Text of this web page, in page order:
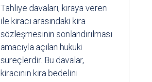
Tahliye davaları, kiraya veren
ile kiracı arasındaki kira
sözleşmesinin sonlandırılması
amacıyla açılan hukuki
süreçlerdir. Bu davalar,
kiracının kira bedelini